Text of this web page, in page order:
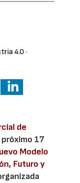
4.0 ·
de
17
Modelo
Futuro y